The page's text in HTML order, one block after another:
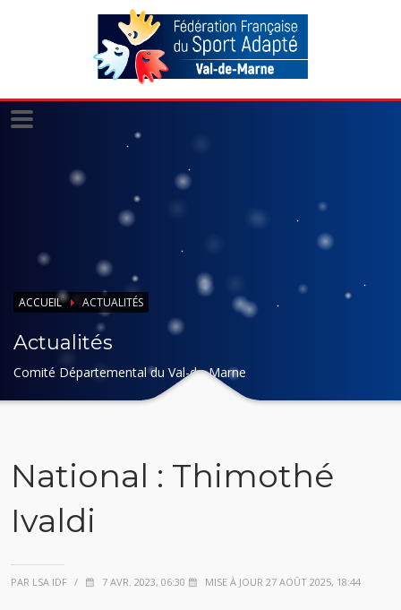
ACCUEIL ACTUALITÉS
Actualités
Comité Départemental du Val-de-Marne
National : Thimothé
Ivaldi
PAR LSA IDF / 7 AVR. 2023, 06:30 MISE À JOUR 27 AOÛT 2025, 18:44
Panneau de gestion des cookies